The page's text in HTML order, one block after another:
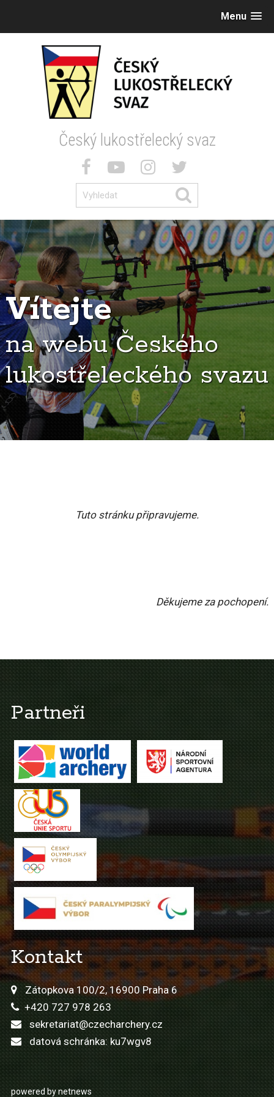
Menu
Český lukostřelecký svaz
Vítejte
na webu Českého
lukostřeleckého svazu
Tuto stránku připravujeme.
Děkujeme za pochopení.
Partneři
Kontakt
Zátopkova 100/2, 16900 Praha 6
+420 727 978 263
sekretariat@czecharchery.cz
datová schránka: ku7wgv8
powered by netnews